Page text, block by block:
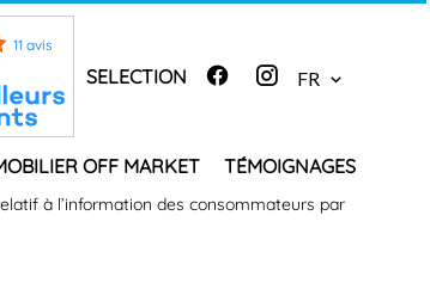
11 avis
SELECTION FR
OFF MARKET TÉMOIGNAGES
à l’information des consommateurs par